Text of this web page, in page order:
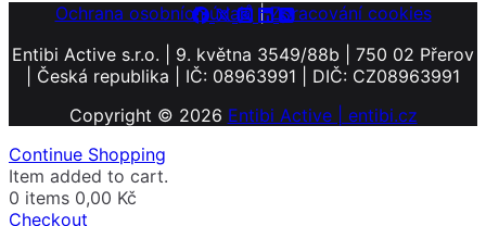
Ochrana osobních údajů |Zpracování cookies
Entibi Active s.r.o. | 9. května 3549/88b | 750 02 Přerov
| Česká republika | IČ: 08963991 | DIČ: CZ08963991
Copyright © 2026 Entibi Active | entibi.cz
Continue Shopping
Item added to cart.
0 items 0,00 Kč
Checkout